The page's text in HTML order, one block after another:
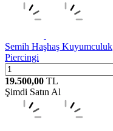
Semih Haşhaş Kuyumculuk
Piercingi
19.500,00 TL
Şimdi Satın Al